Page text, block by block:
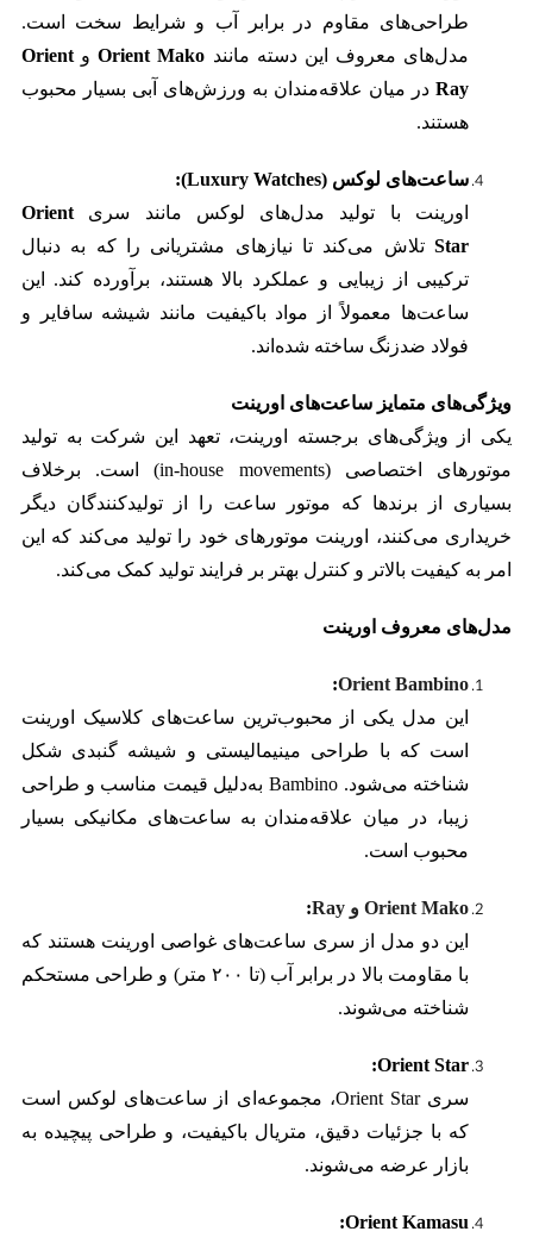
طراحی‌های مقاوم در برابر آب و شرایط سخت است.
مدل‌های معروف این دسته مانند Orient MakoوOrient
Rayدر میان علاقه‌مندان به ورزش‌های آبی بسیار محبوب
هستند.
ساعت‌های لوکس (Luxury Watches):
اورینت با تولید مدل‌های لوکس مانند سریOrient
Starتلاش می‌کند تا نیازهای مشتریانی را که به دنبال
ترکیبی از زیبایی و عملکرد بالا هستند، برآورده کند. این
ساعت‌ها معمولاً از مواد باکیفیت مانند شیشه سافایر و
فولاد ضدزنگ ساخته شده‌اند.
ویژگی‌های متمایز ساعت‌های اورینت
یکی از ویژگی‌های برجسته اورینت، تعهد این شرکت به تولید
موتورهای اختصاصی (in-house movements) است. برخلاف
بسیاری از برندها که موتور ساعت را از تولیدکنندگان دیگر
خریداری می‌کنند، اورینت موتورهای خود را تولید می‌کند که این
امر به کیفیت بالاتر و کنترل بهتر بر فرایند تولید کمک می‌کند.
مدل‌های معروف اورینت
Orient Bambino
:
این مدل یکی از محبوب‌ترین ساعت‌های کلاسیک اورینت
است که با طراحی مینیمالیستی و شیشه گنبدی شکل
شناخته می‌شود. Bambino به‌دلیل قیمت مناسب و طراحی
زیبا، در میان علاقه‌مندان به ساعت‌های مکانیکی بسیار
محبوب است.
Orient Mako و Ray
:
این دو مدل از سری ساعت‌های غواصی اورینت هستند که
با مقاومت بالا در برابر آب (تا ۲۰۰ متر) و طراحی مستحکم
شناخته می‌شوند.
Orient Star:
سری Orient Star، مجموعه‌ای از ساعت‌های لوکس است
که با جزئیات دقیق، متریال باکیفیت، و طراحی پیچیده به
بازار عرضه می‌شوند.
Orient Kamasu: